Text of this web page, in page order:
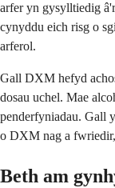
arfer yn gysylltiedig
cynyddu eich risg o
arferol.
Gall DXM hefyd
dosau uchel. Mae
penderfyniadau. Gall
o DXM nag a
Beth am